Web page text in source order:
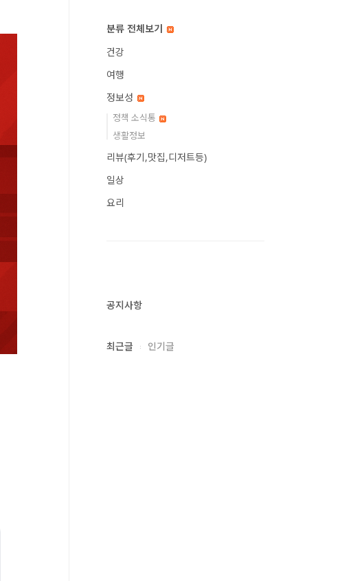
분류 전체보기
건강
여행
정보성
정책 소식통
생활정보
리뷰(후기,맛집,디저트등)
일상
요리
공지사항
최근글 인기글